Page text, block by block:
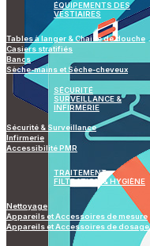
ÉQUIPEMENTS DES
VESTIAIRES
Tables à langer & Chaise de douche
Casiers stratifiés
Bancs
Sèche-mains et Sèche-cheveux
SÉCURITÉ
SURVEILLANCE &
INFIRMERIE
Sécurité & Surveillance
Infirmerie
Accessibilité PMR
TRAITEMENT
FILTRATION & HYGIÈNE
Nettoyage
Appareils et Accessoires de mesure
Appareils et Accessoires de dosage